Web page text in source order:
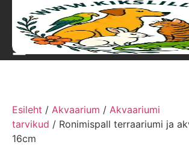
Esileht / Akvaarium / Akvaariumi
tarvikud / Ronimispall terraariumi ja
16cm